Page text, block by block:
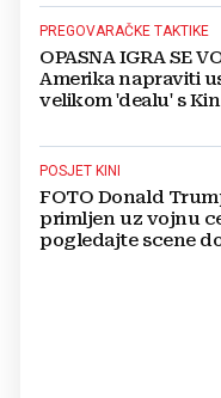
PREGOVARAČKE TAKTIKE
OPASNA IGRA SE
Amerika napraviti
velikom 'dealu' s
POSJET KINI
FOTO Donald
primljen uz vojnu
pogledajte scene